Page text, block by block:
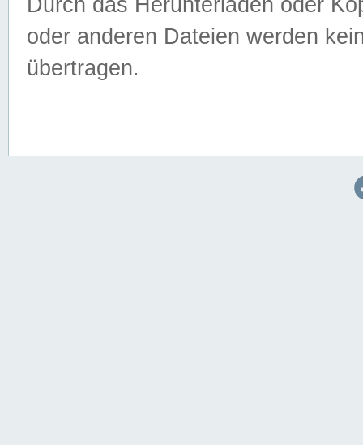
oder anderen Dateien werden
übertragen.